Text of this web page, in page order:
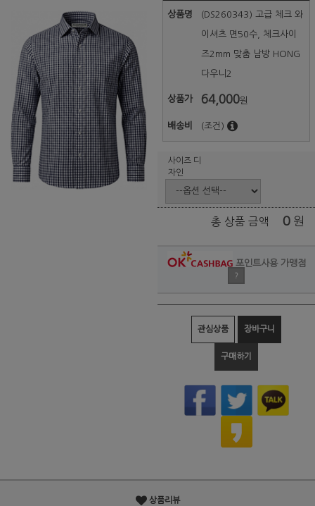
상품명 (DS260343) 고급 체크 와
이셔츠 면50수, 체크사이
즈2mm 맞춤 남방 HONG
다우니2
상품가 64,000원
배송비 (조건)
사이즈 디
자인
총 상품 금액 0 원
포인트사용 가맹점
?
관심상품 장바구니
구매하기
상품리뷰